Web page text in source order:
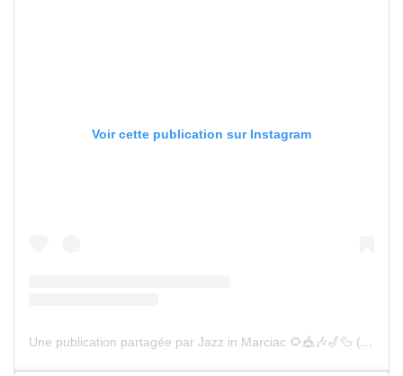
Voir cette publication sur Instagram
Une publication partagée par Jazz in Marciac 🌻🎪🎶🎷🦆 (@jazz_in_marciac)